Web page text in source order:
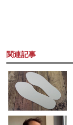
関連記事